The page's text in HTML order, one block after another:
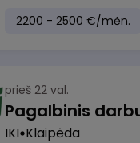
2200 - 2500 €/mėn.
prieš 22 val.
IKI Klaipėda